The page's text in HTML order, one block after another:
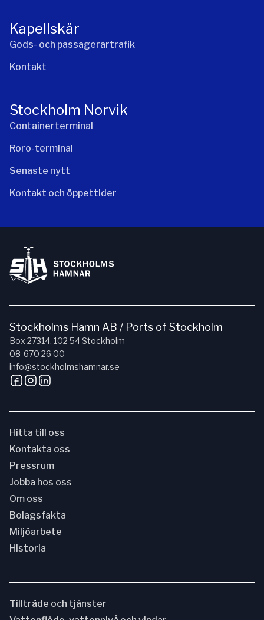
Kapellskär
Gods- och passagerartrafik
Kontakt
Stockholm Norvik
Containerterminal
Roro-terminal
Senaste nytt
Kontakt och öppettider
Stockholms Hamn AB / Ports of Stockholm
Box 27314, 102 54 Stockholm
08-670 26 00
info@stockholmshamnar.se
Hitta till oss
Kontakta oss
Pressrum
Jobba hos oss
Om oss
Bolagsfakta
Miljöarbete
Historia
Tillträde och tjänster